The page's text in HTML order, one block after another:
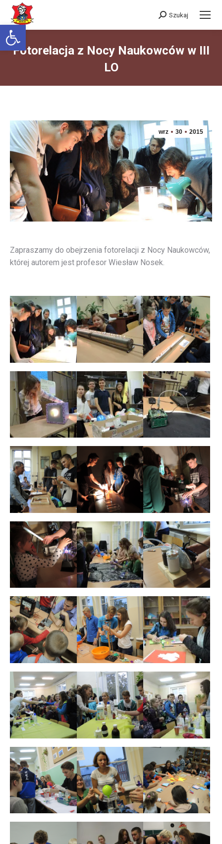
Otwórz pasek narzędzi
Szukaj:
Szukaj
Fotorelacja z Nocy Naukowców w III
LO
wrz 30 2015
Zapraszamy do obejrzenia fotorelacji z Nocy Naukowców,
której autorem jest profesor Wiesław Nosek.